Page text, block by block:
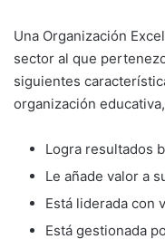
Una Organización
sector al que
siguientes
organización
Logra resultados
Le añade valor a
Está liderada con
Está gestionada